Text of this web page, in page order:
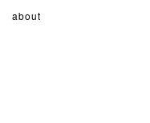
about